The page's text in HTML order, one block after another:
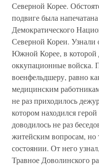
Северной Корее.
подвиге была
Демократического
Северной Кореи. Узнали
Южной Корее, в которой
оккупационные войска.
военфельдшеру, равно
медицинским
не раз приходилось
котором находился
доводилось не раз
житейским вопросам, но
состоянии. От него
Травное Доволинского